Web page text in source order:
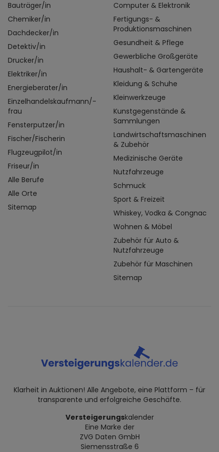
Bauträger/in
Chemiker/in
Dachdecker/in
Detektiv/in
Drucker/in
Elektriker/in
Energieberater/in
Einzelhandelskaufmann/-
frau
Fensterputzer/in
Fischer/Fischerin
Flugzeugpilot/in
Friseur/in
Alle Berufe
Alle Orte
Sitemap
Computer & Elektronik
Fertigungs- &
Produktionsmaschinen
Gesundheit & Pflege
Gewerbliche Großgeräte
Haushalt- & Gartengeräte
Kleidung & Schuhe
Kleinwerkzeuge
Kunstgegenstände &
Sammlungen
Landwirtschaftsmaschinen
& Zubehör
Medizinische Geräte
Nutzfahrzeuge
Schmuck
Sport & Freizeit
Whiskey, Vodka & Congnac
Wohnen & Möbel
Zubehör für Auto &
Nutzfahrzeuge
Zubehör für Maschinen
Sitemap
Klarheit in Auktionen! Alle Angebote, eine Plattform – für
transparente und erfolgreiche Geschäfte.
Versteigerungskalender
Eine Marke der
ZVG Daten GmbH
Siemensstraße 6